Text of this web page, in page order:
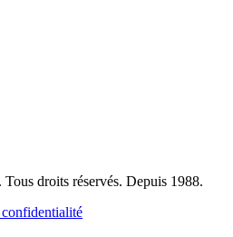
droits réservés. Depuis 1988.